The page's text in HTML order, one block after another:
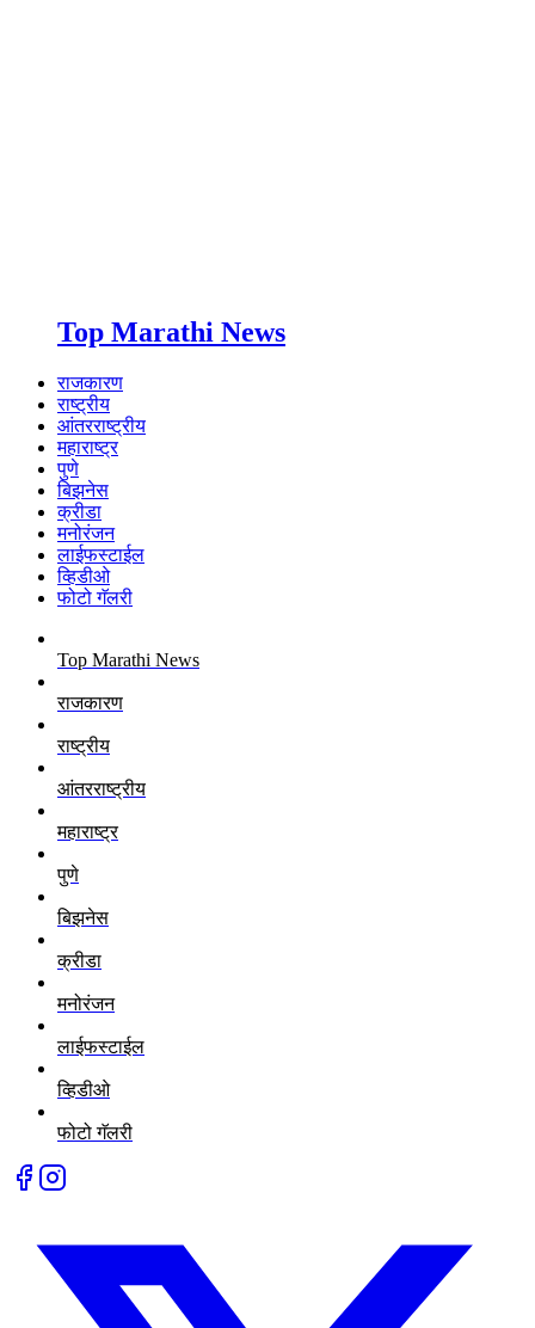
Top Marathi News
राजकारण
राष्ट्रीय
आंतरराष्ट्रीय
महाराष्ट्र
पुणे
बिझनेस
क्रीडा
मनोरंजन
लाईफस्टाईल
व्हिडीओ
फोटो गॅलरी
Top Marathi News
राजकारण
राष्ट्रीय
आंतरराष्ट्रीय
महाराष्ट्र
पुणे
बिझनेस
क्रीडा
मनोरंजन
लाईफस्टाईल
व्हिडीओ
फोटो गॅलरी